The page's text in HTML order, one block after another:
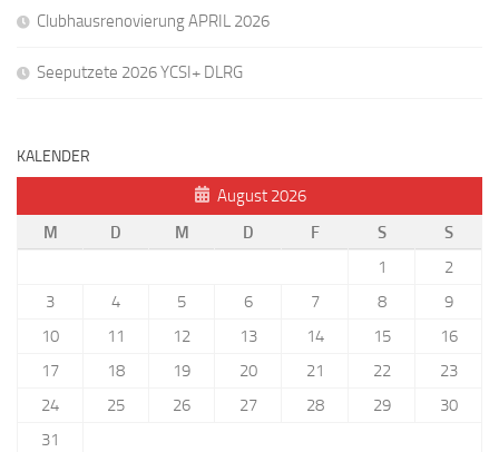
Clubhausrenovierung APRIL 2026
Seeputzete 2026 YCSI+ DLRG
KALENDER
August 2026
M
D M D F S
S
1
2
3
4 5 6 7 8
9
10
11 12 13 14 15
16
17
18 19 20 21 22
23
24
25 26 27 28 29
30
31